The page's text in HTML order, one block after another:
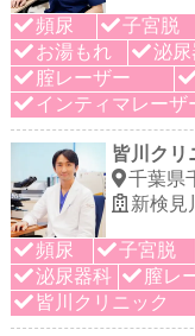
頻尿 子宮脱
お湯もれ
泌
腟レーザー
インティマレーザ
皆川クリ
千葉県
新検見
頻尿 子宮脱
泌尿器科
膣レ
皆川クリニック